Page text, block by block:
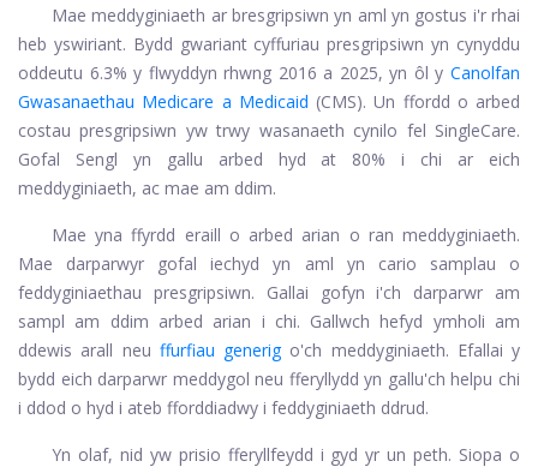
Mae meddyginiaeth ar bresgripsiwn yn aml yn gostus i'r rhai
heb yswiriant. Bydd gwariant cyffuriau presgripsiwn yn cynyddu
oddeutu 6.3% y flwyddyn rhwng 2016 a 2025, yn ôl y Canolfan
Gwasanaethau Medicare a Medicaid (CMS). Un ffordd o arbed
costau presgripsiwn yw trwy wasanaeth cynilo fel SingleCare.
Gofal Sengl
yn gallu arbed hyd at 80% i chi ar eich
meddyginiaeth, ac mae am ddim.
Mae yna ffyrdd eraill o arbed arian o ran meddyginiaeth.
Mae darparwyr gofal iechyd yn aml yn cario samplau o
feddyginiaethau presgripsiwn. Gallai gofyn i'ch darparwr am
sampl am ddim arbed arian i chi. Gallwch hefyd ymholi am
ddewis arall neu ffurfiau generig o'ch meddyginiaeth. Efallai y
bydd eich darparwr meddygol neu fferyllydd yn gallu'ch helpu chi
i ddod o hyd i ateb fforddiadwy i feddyginiaeth ddrud.
Yn olaf, nid yw prisio fferyllfeydd i gyd yr un peth. Siopa o